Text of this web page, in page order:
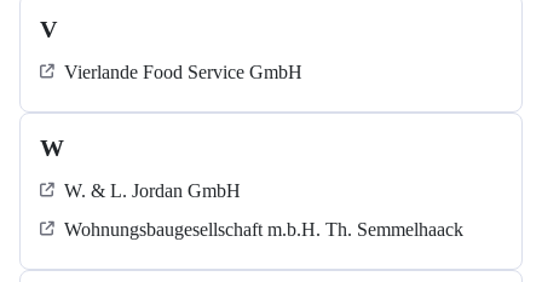
V
Vierlande Food Service GmbH
W
W. & L. Jordan GmbH
Wohnungsbaugesellschaft m.b.H. Th. Semmelhaack